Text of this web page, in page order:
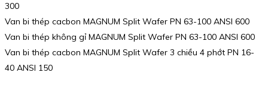
300
Van bi thép cacbon MAGNUM Split Wafer PN 63-100 ANSI 600
Van bi thép không gỉ MAGNUM Split Wafer PN 63-100 ANSI 600
Van bi thép cacbon MAGNUM Split Wafer 3 chiều 4 phớt PN 16-
40 ANSI 150